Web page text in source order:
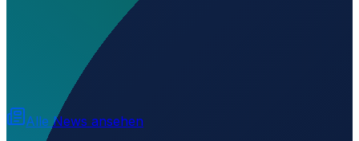
Wo liegt Elie Carafoli Sport Airfield?
Wird geladen...
46.53324
Alle News ansehen